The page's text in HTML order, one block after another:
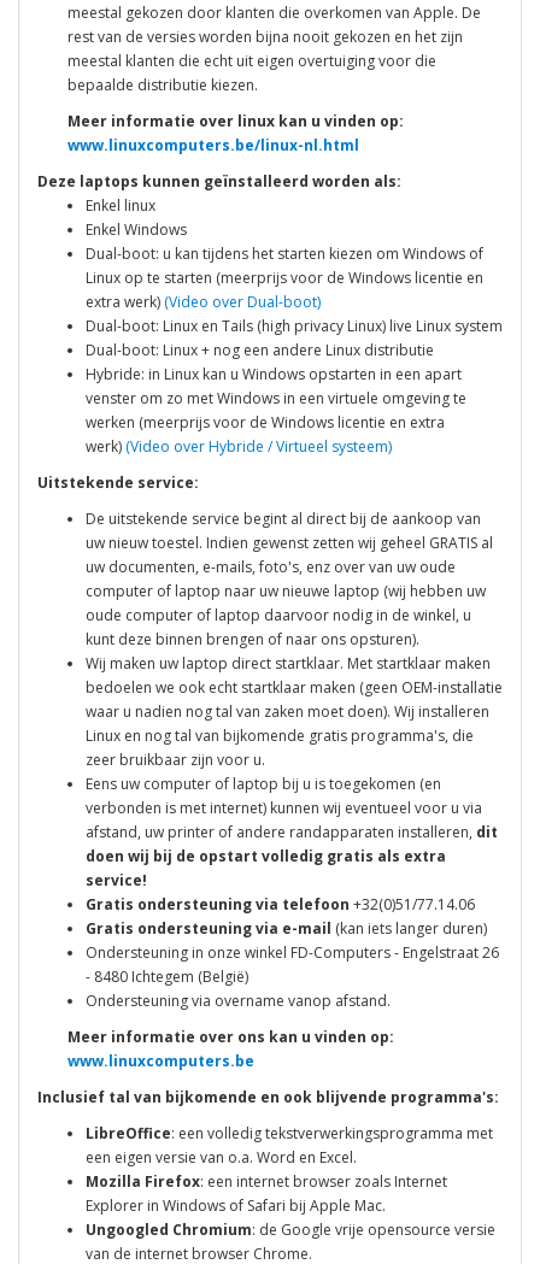
meestal gekozen door klanten die overkomen van Apple. De
rest van de versies worden bijna nooit gekozen en het zijn
meestal klanten die echt uit eigen overtuiging voor die
bepaalde distributie kiezen.
Meer informatie over linux kan u vinden op:
www.linuxcomputers.be/linux-nl.html
Deze laptops kunnen geïnstalleerd worden als:
Enkel linux
Enkel Windows
Dual-boot: u kan tijdens het starten kiezen om Windows of
Linux op te starten (meerprijs voor de Windows licentie en
extra werk) (Video over Dual-boot)
Dual-boot: Linux en Tails (high privacy Linux) live Linux system
Dual-boot: Linux + nog een andere Linux distributie
Hybride: in Linux kan u Windows opstarten in een apart
venster om zo met Windows in een virtuele omgeving te
werken (meerprijs voor de Windows licentie en extra
werk) (Video over Hybride / Virtueel systeem)
Uitstekende service:
De uitstekende service begint al direct bij de aankoop van
uw nieuw toestel. Indien gewenst zetten wij geheel GRATIS al
uw documenten, e-mails, foto's, enz over van uw oude
computer of laptop naar uw nieuwe laptop (wij hebben uw
oude computer of laptop daarvoor nodig in de winkel, u
kunt deze binnen brengen of naar ons opsturen).
Wij maken uw laptop direct startklaar. Met startklaar maken
bedoelen we ook echt startklaar maken (geen OEM-installatie
waar u nadien nog tal van zaken moet doen). Wij installeren
Linux en nog tal van bijkomende gratis programma's, die
zeer bruikbaar zijn voor u.
Eens uw computer of laptop bij u is toegekomen (en
verbonden is met internet) kunnen wij eventueel voor u via
afstand, uw printer of andere randapparaten installeren, dit
doen wij bij de opstart volledig gratis als extra
service!
Gratis ondersteuning via telefoon +32(0)51/77.14.06
Gratis ondersteuning via e-mail (kan iets langer duren)
Ondersteuning in onze winkel FD-Computers - Engelstraat 26
- 8480 Ichtegem (België)
Ondersteuning via overname vanop afstand.
Meer informatie over ons kan u vinden op:
www.linuxcomputers.be
Inclusief tal van bijkomende en ook blijvende programma's:
LibreOffice: een volledig tekstverwerkingsprogramma met
een eigen versie van o.a. Word en Excel.
Mozilla Firefox: een internet browser zoals Internet
Explorer in Windows of Safari bij Apple Mac.
Ungoogled Chromium: de Google vrije opensource versie
van de internet browser Chrome.